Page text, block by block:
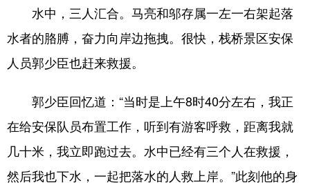
水中，三人汇合。马亮和邬存属一左一右架起落
水者的胳膊，奋力向岸边拖拽。很快，栈桥景区安保
人员郭少臣也赶来救援。
郭少臣回忆道：“当时是上午8时40分左右，我正
在给安保队员布置工作，听到有游客呼救，距离我就
几十米，我立即跑过去。水中已经有三个人在救援，
然后我也下水，一起把落水的人救上岸。”此刻他的身